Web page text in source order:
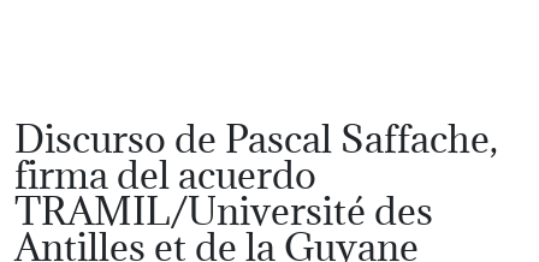
Discurso de Pascal Saffache,
firma del acuerdo
TRAMIL/Université des
Antilles et de la Guyane